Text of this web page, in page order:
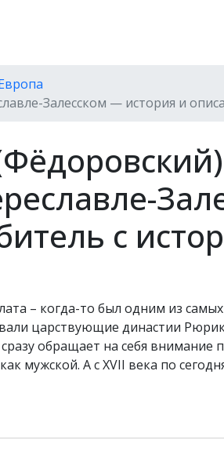
Залесском — история и
с
– когда-то был одним из
царствующие династии
обращает на себя внимание
мужской. А с XVII века по